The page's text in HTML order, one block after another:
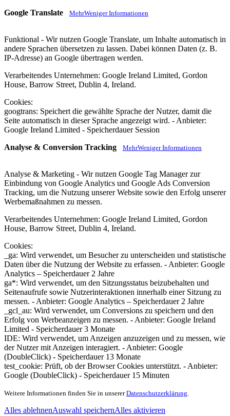
Google Translate
MehrWenigerInformationen
Funktional - Wir nutzen Google Translate, um Inhalte automatisch in
andere Sprachen übersetzen zu lassen. Dabei können Daten (z. B.
IP-Adresse) an Google übertragen werden.
Verarbeitendes Unternehmen: Google Ireland Limited, Gordon
House, Barrow Street, Dublin 4, Ireland.
Cookies:
googtrans: Speichert die gewählte Sprache der Nutzer, damit die
Seite automatisch in dieser Sprache angezeigt wird. - Anbieter:
Google Ireland Limited - Speicherdauer Session
Analyse & Conversion Tracking
MehrWenigerInformationen
Analyse & Marketing - Wir nutzen Google Tag Manager zur
Einbindung von Google Analytics und Google Ads Conversion
Tracking, um die Nutzung unserer Website sowie den Erfolg unserer
Werbemaßnahmen zu messen.
Verarbeitendes Unternehmen: Google Ireland Limited, Gordon
House, Barrow Street, Dublin 4, Ireland.
Cookies:
_ga: Wird verwendet, um Besucher zu unterscheiden und statistische
Daten über die Nutzung der Website zu erfassen. - Anbieter: Google
Analytics – Speicherdauer 2 Jahre
ga*: Wird verwendet, um den Sitzungsstatus beizubehalten und
Seitenaufrufe sowie Nutzerinteraktionen innerhalb einer Sitzung zu
messen. - Anbieter: Google Analytics – Speicherdauer 2 Jahre
_gcl_au: Wird verwendet, um Conversions zu speichern und den
Erfolg von Werbeanzeigen zu messen. - Anbieter: Google Ireland
Limited - Speicherdauer 3 Monate
IDE: Wird verwendet, um Anzeigen anzuzeigen und zu messen, wie
der Nutzer mit Anzeigen interagiert. - Anbieter: Google
(DoubleClick) - Speicherdauer 13 Monate
test_cookie: Prüft, ob der Browser Cookies unterstützt. - Anbieter:
Google (DoubleClick) - Speicherdauer 15 Minuten
Weitere Informationen finden Sie in unsererDatenschutzerklärung
Alles ablehnenAuswahl speichernAlles aktivieren